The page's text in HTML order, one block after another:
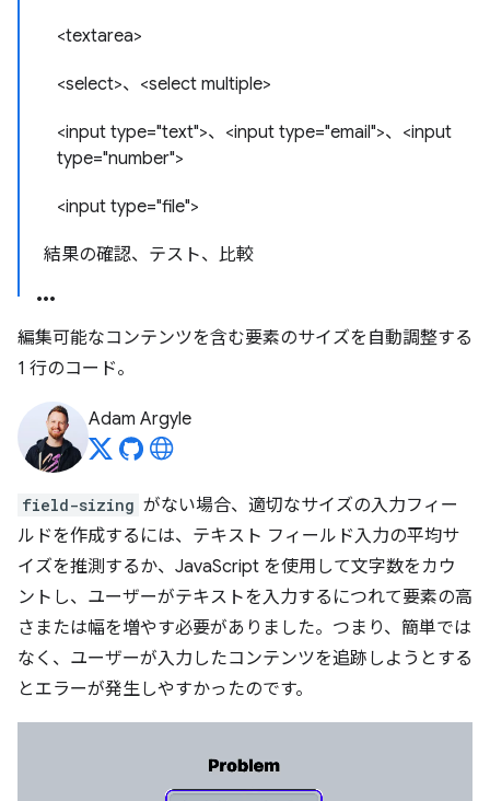
<textarea>
<select>、<select multiple>
<input type="text">、<input type="email">、<input
type="number">
<input type="file">
結果の確認、テスト、比較
編集可能なコンテンツを含む要素のサイズを自動調整する
1 行のコード。
Adam Argyle
field-sizing がない場合、適切なサイズの入力フィー
ルドを作成するには、テキスト フィールド入力の平均サ
イズを推測するか、JavaScript を使用して文字数をカウ
ントし、ユーザーがテキストを入力するにつれて要素の高
さまたは幅を増やす必要がありました。つまり、簡単では
なく、ユーザーが入力したコンテンツを追跡しようとする
とエラーが発生しやすかったのです。